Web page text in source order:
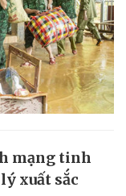
mạng tinh
xuất sắc